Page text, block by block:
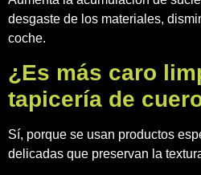
desgaste de los materiales,
coche.
¿Es más caro
tapicería de
Sí, porque se usan productos
delicadas que preservan la